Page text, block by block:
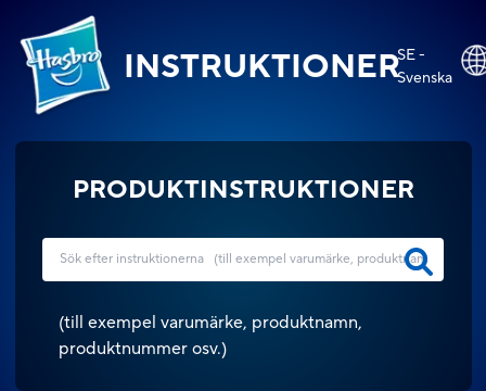
INSTRUKTIONERSE -
Svenska
PRODUKTINSTRUKTIONER
(till exempel varumärke, produktnamn,
produktnummer osv.)